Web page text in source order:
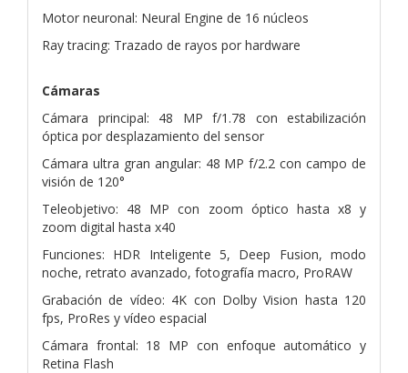
Motor neuronal: Neural Engine de 16 núcleos
Ray tracing: Trazado de rayos por hardware
Cámaras
Cámara principal: 48 MP f/1.78 con estabilización
óptica por desplazamiento del sensor
Cámara ultra gran angular: 48 MP f/2.2 con campo de
visión de 120°
Teleobjetivo: 48 MP con zoom óptico hasta x8 y
zoom digital hasta x40
Funciones: HDR Inteligente 5, Deep Fusion, modo
noche, retrato avanzado, fotografía macro, ProRAW
Grabación de vídeo: 4K con Dolby Vision hasta 120
fps, ProRes y vídeo espacial
Cámara frontal: 18 MP con enfoque automático y
Retina Flash